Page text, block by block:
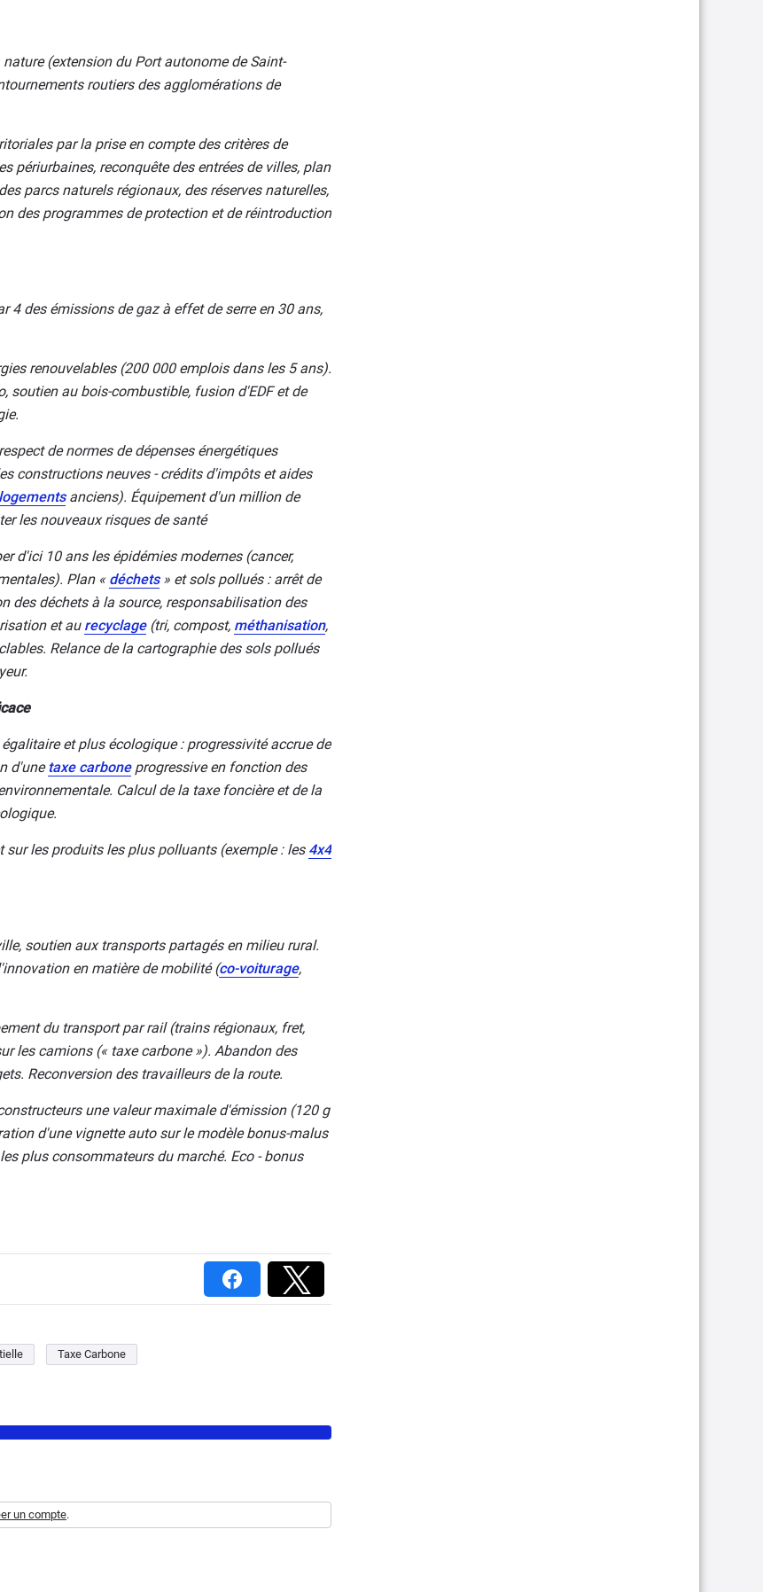
(extension du Port autonome de Saint-
routiers des agglomérations de
par la prise en compte des critères de
périurbaines, reconquête des entrées de villes, plan
parcs naturels régionaux, des réserves naturelles,
des programmes de protection et de réintroduction
4 des émissions de gaz à effet de serre en 30 ans,
renouvelables (200 000 emplois dans les 5 ans).
au bois-combustible, fusion d'EDF et de
de normes de dépenses énergétiques
constructions neuves - crédits d'impôts et aides
logementsanciens). Équipement d'un million de
les nouveaux risques de santé
d'ici 10 ans les épidémies modernes (cancer,
Plan « déchets» et sols pollués : arrêt de
des déchets à la source, responsabilisation des
et au recyclage(tri, compost, méthanisation,
Relance de la cartographie des sols pollués
et plus écologique : progressivité accrue de
d'une taxe carboneprogressive en fonction des
Calcul de la taxe foncière et de la
sur les produits les plus polluants (exemple : les 4x4
soutien aux transports partagés en milieu rural.
en matière de mobilité (co-voiturage,
du transport par rail (trains régionaux, fret,
les camions (« taxe carbone »). Abandon des
Reconversion des travailleurs de la route.
une valeur maximale d'émission (120 g
d'une vignette auto sur le modèle bonus-malus
plus consommateurs du marché. Eco - bonus
Taxe Carbone
un compte.